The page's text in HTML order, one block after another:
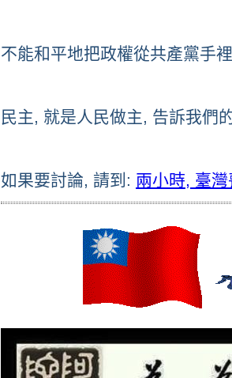
不能和平地把政權從共產黨手
民主, 就是人民做主, 告訴我們
如果要討論, 請到: 兩小時, 臺